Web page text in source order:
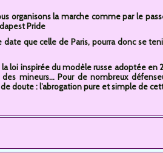
organisons la marche comme par le
Pride
que celle de Paris, pourra donc se
la loi inspirée du modèle russe adoptée en
mineurs... Pour de nombreux
doute : l’abrogation pure et simple de